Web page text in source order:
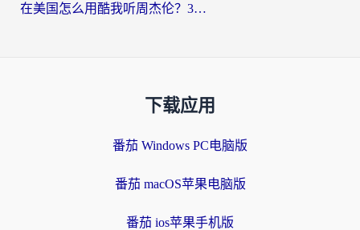
在美国怎么用酷我听周杰伦？3步搞定海外听歌难题
下载应用
番茄 Windows PC电脑版
番茄 macOS苹果电脑版
番茄 ios苹果手机版